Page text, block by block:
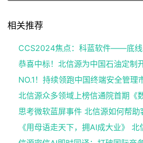
相关推荐